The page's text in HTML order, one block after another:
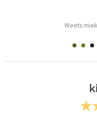
Weets mieke-